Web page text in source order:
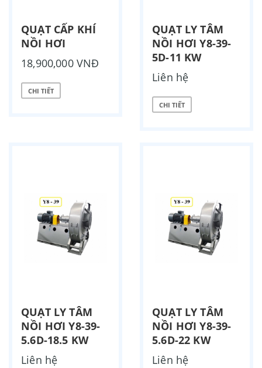
QUẠT CẤP KHÍ
NỒI HƠI
18,900,000 VNĐ
CHI TIẾT
QUẠT LY TÂM
NỒI HƠI Y8-39-
5D-11 KW
Liên hệ
CHI TIẾT
QUẠT LY TÂM
NỒI HƠI Y8-39-
5.6D-18.5 KW
Liên hệ
QUẠT LY TÂM
NỒI HƠI Y8-39-
5.6D-22 KW
Liên hệ